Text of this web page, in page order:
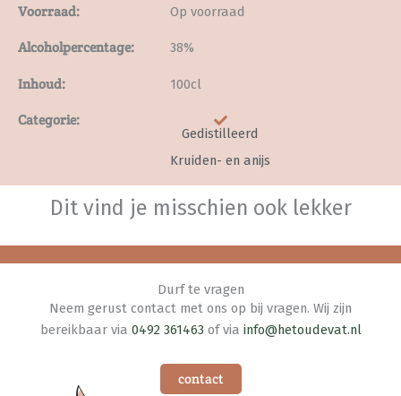
Voorraad: Op voorraad
Alcoholpercentage: 38%
Inhoud: 100cl
Categorie:
Gedistilleerd
Kruiden- en anijs
Dit vind je misschien ook lekker
Durf te vragen
Neem gerust contact met ons op bij vragen. Wij zijn
bereikbaar via 0492 361463 of via info@hetoudevat.nl
contact